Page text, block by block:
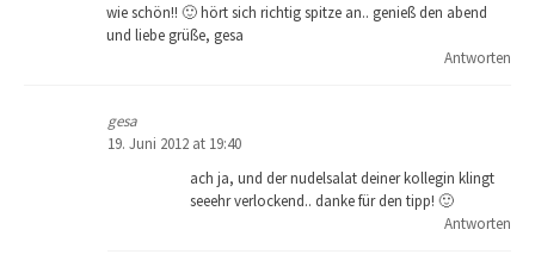
wie schön!! 🙂 hört sich richtig spitze an.. genieß den abend
und liebe grüße, gesa
Antworten
gesa
19. Juni 2012 at 19:40
ach ja, und der nudelsalat deiner kollegin klingt
seeehr verlockend.. danke für den tipp! 🙂
Antworten